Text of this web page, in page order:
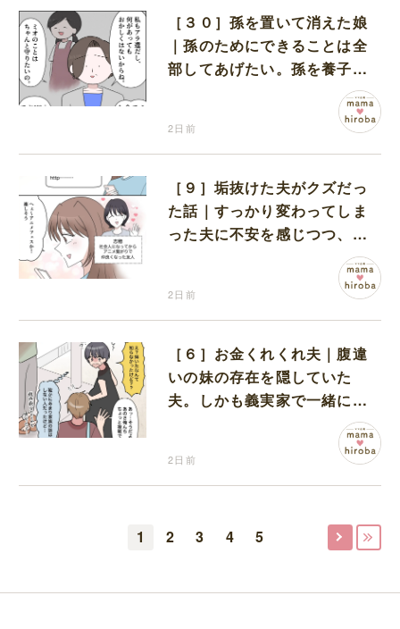
［３０］孫を置いて消えた娘
｜孫のためにできることは全
部してあげたい。孫を養子に
2日前
［９］垢抜けた夫がクズだっ
た話｜すっかり変わってしま
った夫に不安を感じつつ、友
人から誘われたアニメフェス
2日前
［６］お金くれくれ夫｜腹違
いの妹の存在を隠していた
夫。しかも義実家で一緒に暮
らすことになり困惑する妻
2日前
1 2 3 4 5